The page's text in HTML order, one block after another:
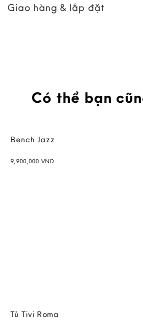
Giao hàng & lắp đặt
Có thể bạn
Bench Jazz
9,900,000 VND
Tủ Tivi Roma